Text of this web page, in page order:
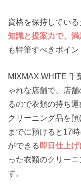
資格を保持してい
知識と提案力で、
も特筆すべきポイン
MIXMAX WHITE 千
ゃれな店舗で、店
るので衣類の持ち
クリーニング品を
までに預けると17
ができる 即日仕上
った衣類のクリー
す。